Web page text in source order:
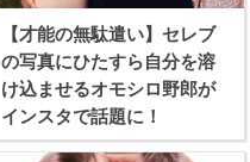
【才能の無駄遣い】セレブ
の写真にひたすら自分を溶
け込ませるオモシロ野郎が
インスタで話題に！